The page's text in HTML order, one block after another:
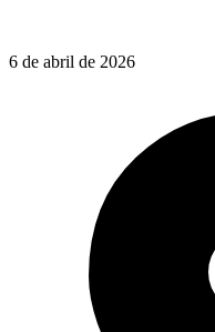
6 de abril de 2026